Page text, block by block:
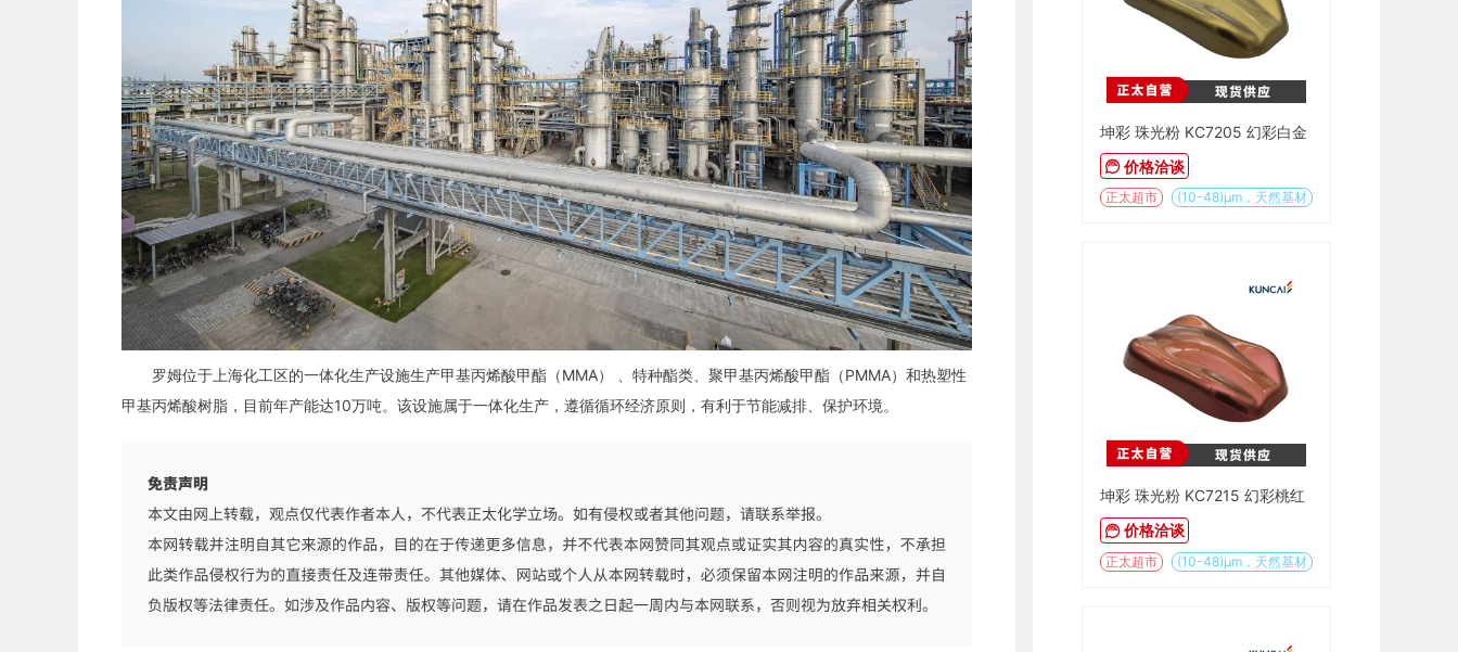
罗姆位于上海化工区的一体化生产设施生产甲基丙烯酸甲酯（MMA） 、特种酯类、聚甲基丙烯酸甲酯（PMMA）和热塑性
甲基丙烯酸树脂，目前年产能达10万吨。该设施属于一体化生产，遵循循环经济原则，有利于节能减排、保护环境。
坤彩 珠光粉 KC7205 幻彩白金
价格洽谈
正太超市 (10-48)µm，天然基材
坤彩 珠光粉 KC7215 幻彩桃红
价格洽谈
正太超市 (10-48)µm，天然基材